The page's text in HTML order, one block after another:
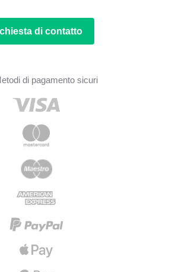
di contatto
di pagamento sicuri